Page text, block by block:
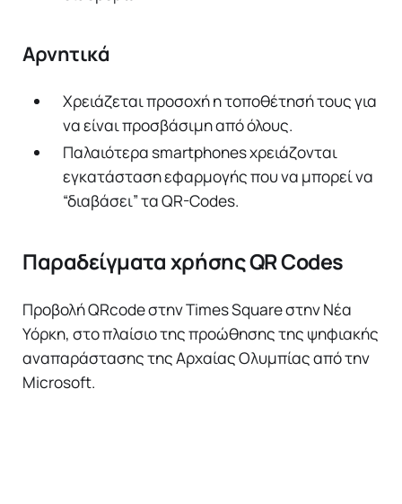
Αρνητικά
Χρειάζεται προσοχή η τοποθέτησή τους για
να είναι προσβάσιμη από όλους.
Παλαιότερα smartphones χρειάζονται
εγκατάσταση εφαρμογής που να μπορεί να
“διαβάσει” τα QR-Codes.
Παραδείγματα χρήσης QR Codes
Προβολή QRcode στην Times Square στην Νέα
Υόρκη, στο πλαίσιο της προώθησης της ψηφιακής
αναπαράστασης της Αρχαίας Ολυμπίας από την
Microsoft.